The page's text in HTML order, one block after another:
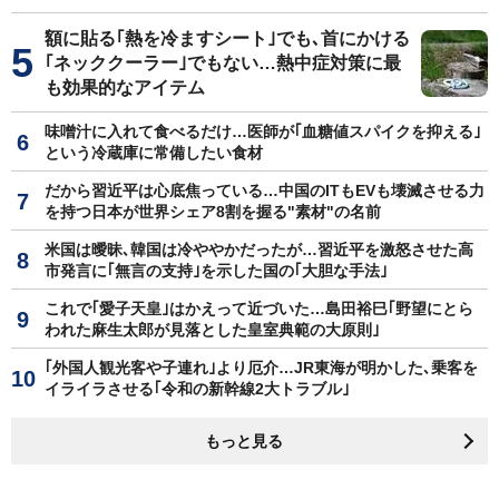
額に貼る｢熱を冷ますシート｣でも､首にかける
｢ネッククーラー｣でもない…熱中症対策に最
も効果的なアイテム
味噌汁に入れて食べるだけ…医師が｢血糖値スパイクを抑える｣
という冷蔵庫に常備したい食材
だから習近平は心底焦っている…中国のITもEVも壊滅させる力
を持つ日本が世界シェア8割を握る"素材"の名前
米国は曖昧､韓国は冷ややかだったが…習近平を激怒させた高
市発言に｢無言の支持｣を示した国の｢大胆な手法｣
これで｢愛子天皇｣はかえって近づいた…島田裕巳｢野望にとら
われた麻生太郎が見落とした皇室典範の大原則｣
｢外国人観光客や子連れ｣より厄介…JR東海が明かした､乗客を
イライラさせる｢令和の新幹線2大トラブル｣
もっと見る